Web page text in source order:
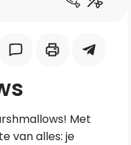
Met
van alles: je